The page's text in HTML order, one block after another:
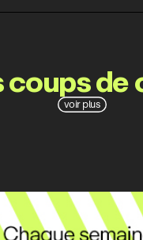
voir plus
coups